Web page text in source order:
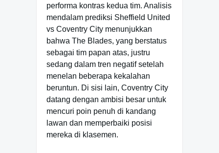
performa kontras kedua tim. Analisis
mendalam prediksi Sheffield United
vs Coventry City menunjukkan
bahwa The Blades, yang berstatus
sebagai tim papan atas, justru
sedang dalam tren negatif setelah
menelan beberapa kekalahan
beruntun. Di sisi lain, Coventry City
datang dengan ambisi besar untuk
mencuri poin penuh di kandang
lawan dan memperbaiki posisi
mereka di klasemen.